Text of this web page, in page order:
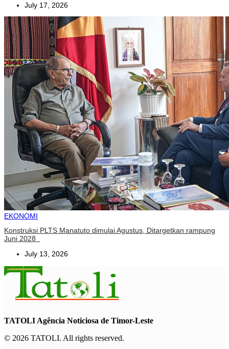
July 17, 2026
EKONOMI
Konstruksi PLTS Manatuto dimulai Agustus, Ditargetkan rampung
Juni 2028
July 13, 2026
TATOLI Agência Noticiosa de Timor-Leste
© 2026 TATOLI. All rights reserved.